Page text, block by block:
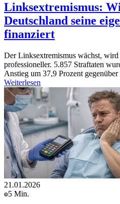
Linksextremismus:
Deutschland seine
finanziert
Der Linksextremismus wächst, wird
professioneller. 5.857 Straftaten
Anstieg um 37,9 Prozent gegenüber
Weiterlesen
21.01.2026
5 Min.